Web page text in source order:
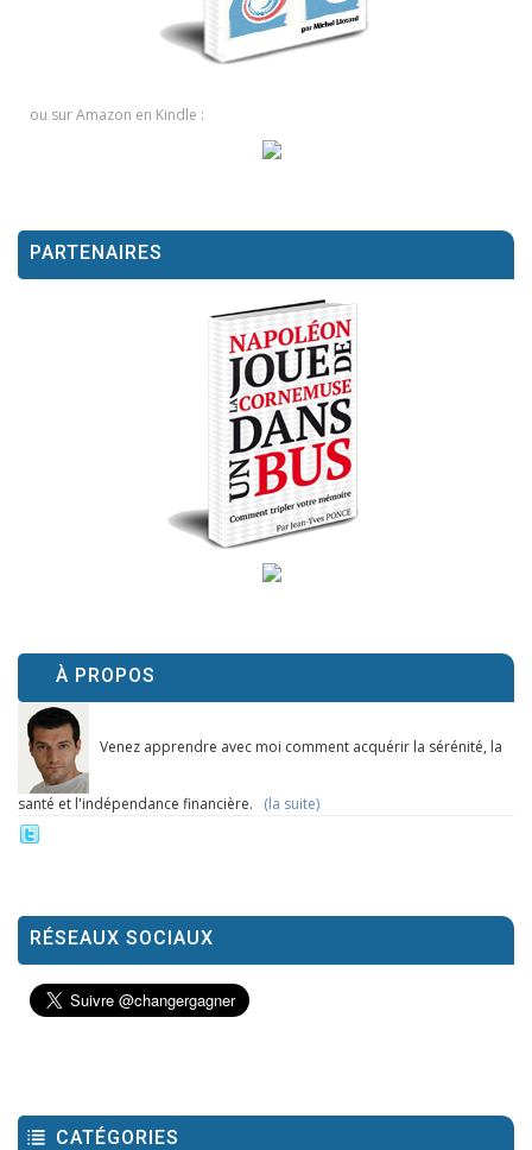
ou sur Amazon en Kindle :
PARTENAIRES
À PROPOS
Venez apprendre avec moi comment acquérir la sérénité, la
santé et l'indépendance financière. (la suite)
RÉSEAUX SOCIAUX
CATÉGORIES